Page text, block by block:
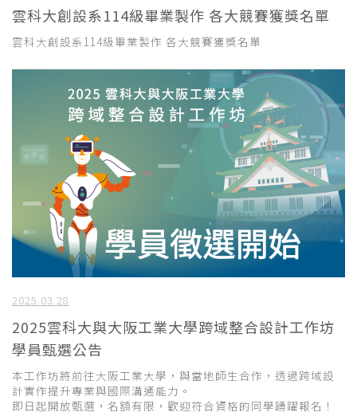
雲科大創設系114級畢業製作 各大競賽獲獎名單
雲科大創設系114級畢業製作 各大競賽獲獎名單
2025.03.28
2025雲科大與大阪工業大學跨域整合設計工作坊
學員甄選公告
本工作坊將前往大阪工業大學，與當地師生合作，透過跨域設
計實作提升專業與國際溝通能力。
即日起開放甄選，名額有限，歡迎符合資格的同學踴躍報名！